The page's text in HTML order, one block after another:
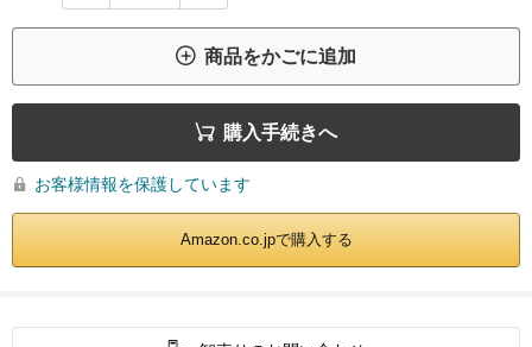
 商品をかごに追加
 購入手続きへ
 お客様情報を保護しています
Amazon.co.jpで購入する